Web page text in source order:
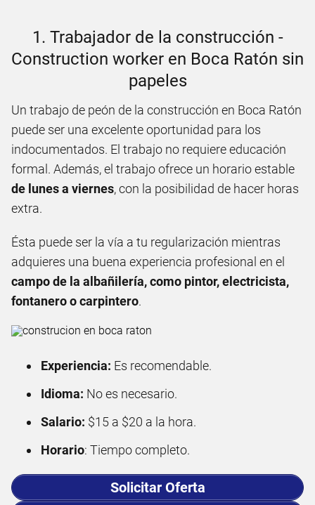
1. Trabajador de la construcción -
Construction worker en Boca Ratón sin
papeles
Un trabajo de peón de la construcción en Boca Ratón
puede ser una excelente oportunidad para los
indocumentados. El trabajo no requiere educación
formal. Además, el trabajo ofrece un horario estable
de lunes a viernes, con la posibilidad de hacer horas
extra.
Ésta puede ser la vía a tu regularización mientras
adquieres una buena experiencia profesional en el
campo de la albañilería, como pintor, electricista,
fontanero o carpintero.
Experiencia: Es recomendable.
Idioma: No es necesario.
Salario: $15 a $20 a la hora.
Horario: Tiempo completo.
Solicitar Oferta